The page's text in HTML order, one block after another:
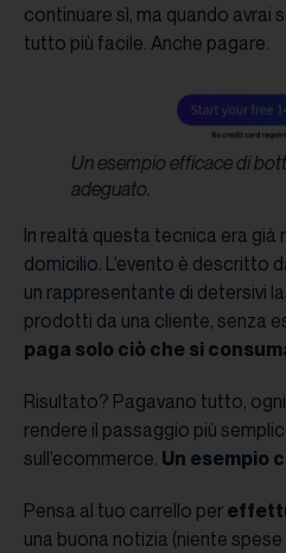
continuare sì, ma quando avrai
tutto più facile. Anche pagare.
Un esempio efficace di
adeguato.
In realtà questa tecnica era già
domicilio. L’evento è descritto
un rappresentante di detersivi
prodotti da una cliente, senza
paga solo ciò che si
Risultato? Pagavano tutto,
rendere il passaggio più
sull’ecommerce. Un esempio
Pensa al tuo carrello per
una buona notizia (niente